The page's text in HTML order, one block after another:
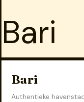
Bari
Authentieke